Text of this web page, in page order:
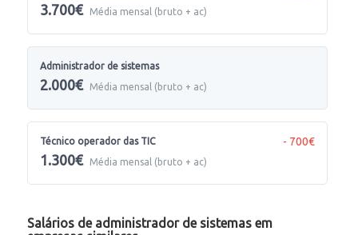
3.700€ Média mensal (bruto + ac)
Administrador de sistemas
2.000€ Média mensal (bruto + ac)
Técnico operador das TIC
1.300€ Média mensal (bruto + ac)
- 700€
Salários de administrador de sistemas em